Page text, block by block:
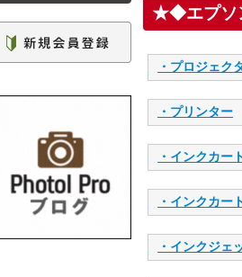
◆エプソ
・プロジェク
・プリンター
・インクカー
・インクカー
・インクジェ